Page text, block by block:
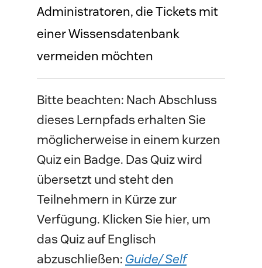
Administratoren, die Tickets mit
einer Wissensdatenbank
vermeiden möchten
Bitte beachten: Nach Abschluss
dieses Lernpfads erhalten Sie
möglicherweise in einem kurzen
Quiz ein Badge. Das Quiz wird
übersetzt und steht den
Teilnehmern in Kürze zur
Verfügung. Klicken Sie hier, um
das Quiz auf Englisch
abzuschließen: Guide/ Self